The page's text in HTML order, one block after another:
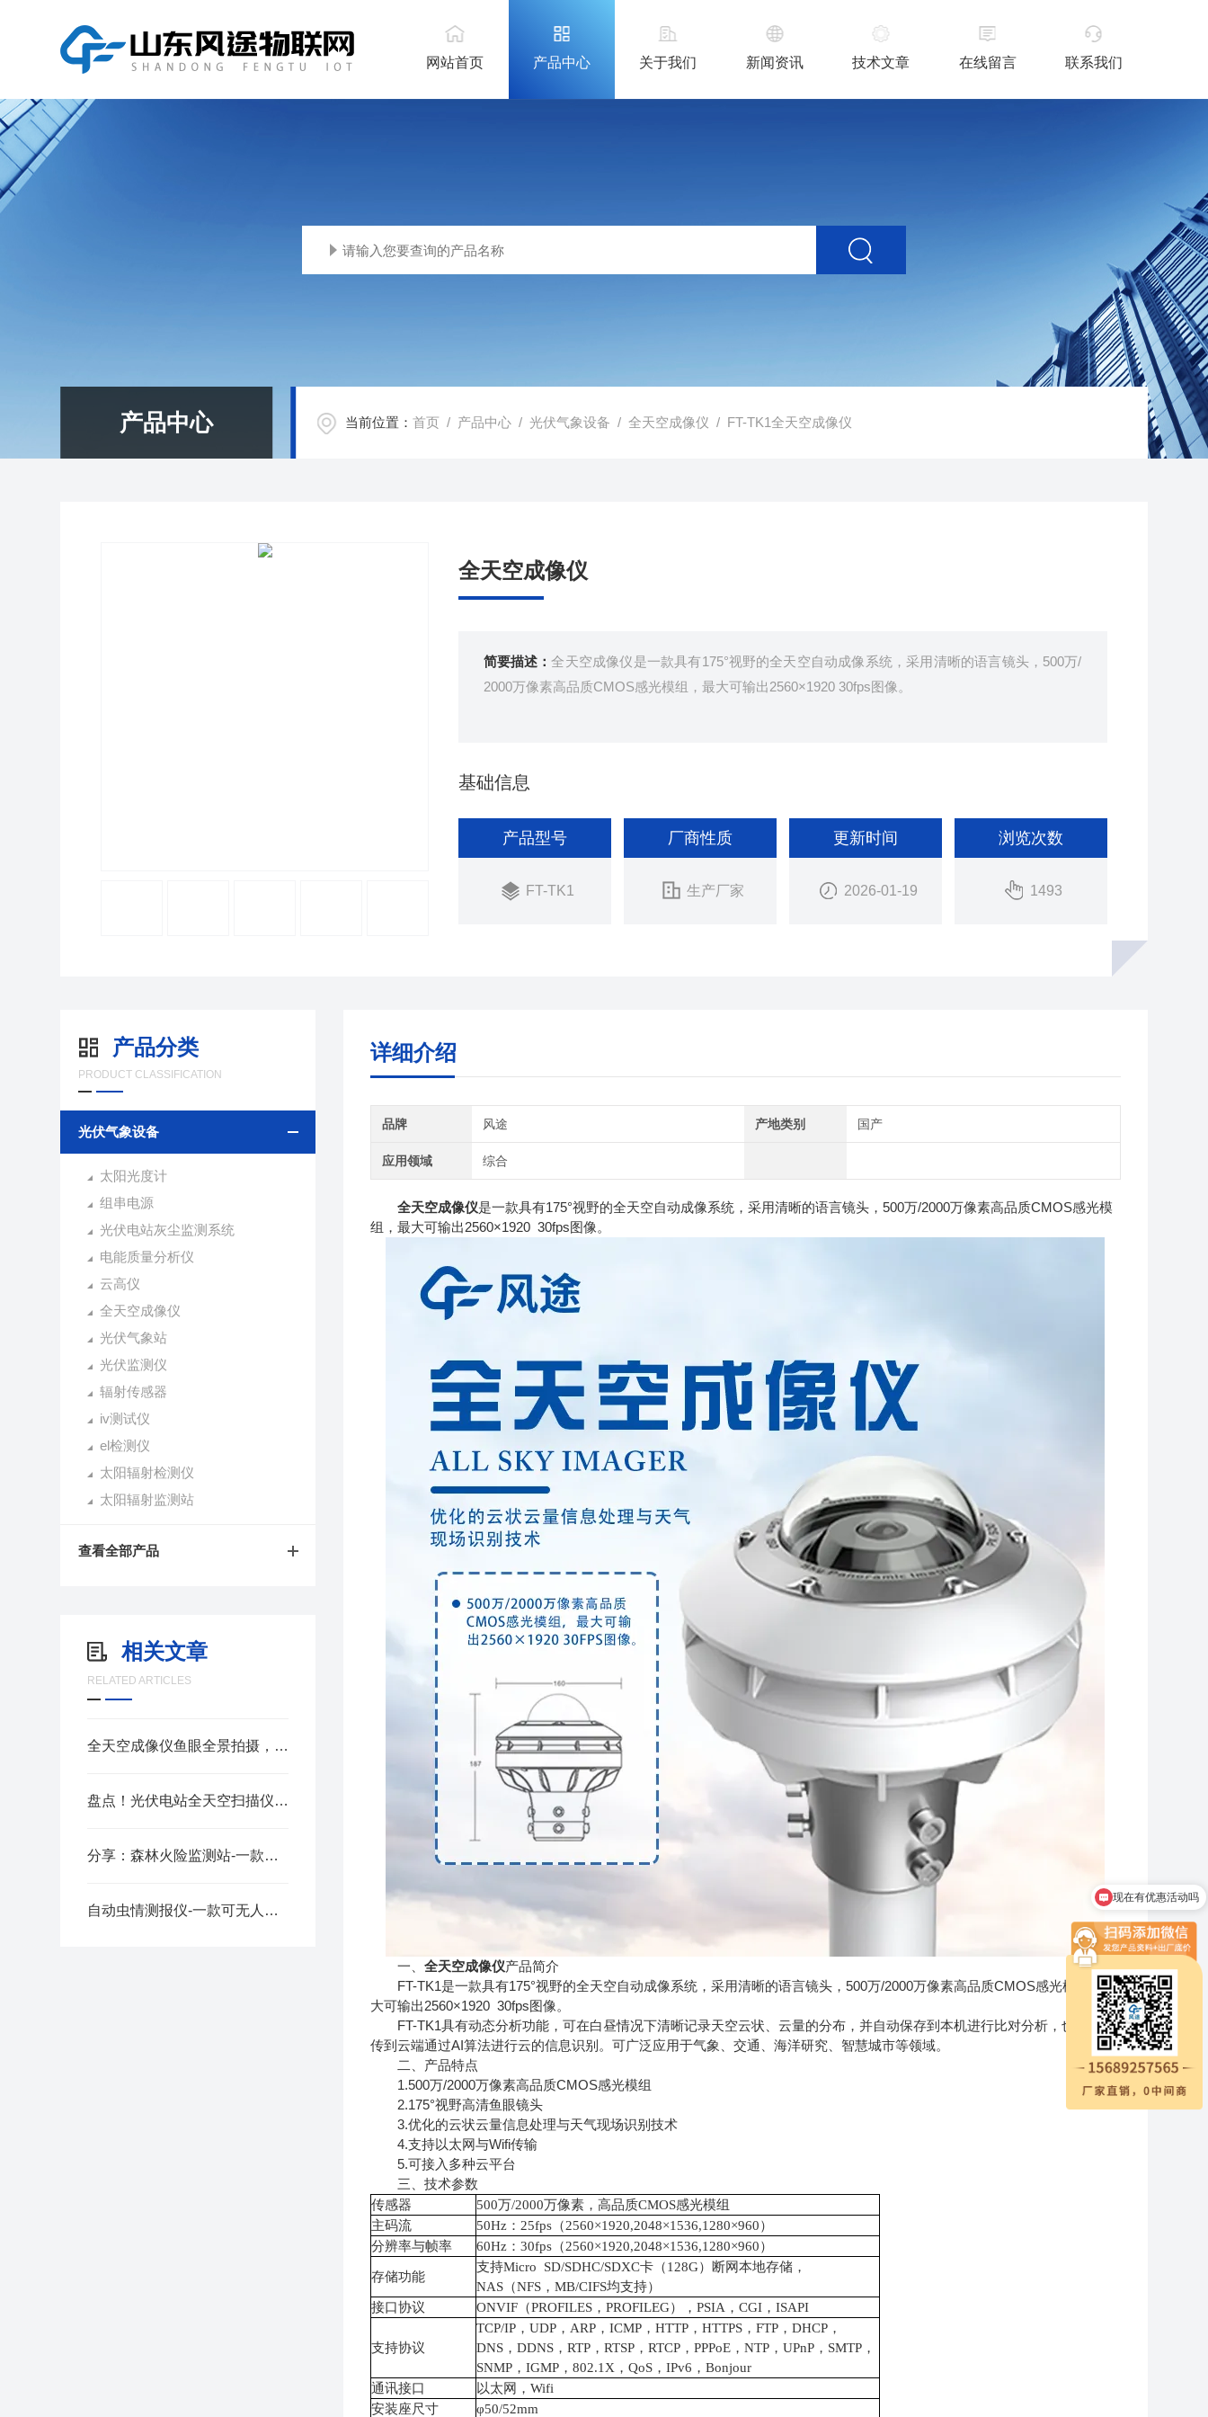
网站首页 产品中心 关于我们 新闻资讯 技术文章 在线留言 联系我们
产品中心 当前位置：首页 / 产品中心 /光伏气象设备 /全天空成像仪 / FT-TK1全天空成像仪
全天空成像仪
简要描述：全天空成像仪是一款具有175°视野的全天空自动成像系统，采用清晰的语言镜头，500万/
2000万像素高品质CMOS感光模组，最大可输出2560×1920 30fps图像。
基础信息
产品型号
FT-TK1
厂商性质
生产厂家
更新时间
2026-01-19
浏览次数
1493
产品分类
PRODUCT CLASSIFICATION
光伏气象设备
太阳光度计
组串电源
光伏电站灰尘监测系统
电能质量分析仪
云高仪
全天空成像仪
光伏气象站
光伏监测仪
辐射传感器
iv测试仪
el检测仪
太阳辐射检测仪
太阳辐射监测站
查看全部产品
相关文章
RELATED ARTICLES
全天空成像仪鱼眼全景拍摄，AI智能识别云量云况全天候气象观测设备
盘点！光伏电站全天空扫描仪-一款春华秋实的全天空成像仪
分享：森林火险监测站-一款炎天暑月的森林防火监测预警系统
自动虫情测报仪-一款可无人监管的高精度虫情测报灯@2024全+境+派+送
详细介绍
品牌 风途 产地类别 国产
应用领域 综合
全天空成像仪是一款具有175°视野的全天空自动成像系统，采用清晰的语言镜头，500万/2000万像素高品质CMOS感光模
组，最大可输出2560×1920 30fps图像。
一、 全天空成像仪产品简介
FT-TK1是一款具有175°视野的全天空自动成像系统，采用清晰的语言镜头，500万/2000万像素高品质CMOS感光模组，最
大可输出2560×1920 30fps图像。
FT-TK1具有动态分析功能，可在白昼情况下清晰记录天空云状、云量的分布，并自动保存到本机进行比对分析，也可以上
传到云端通过AI算法进行云的信息识别。可广泛应用于气象、交通、海洋研究、智慧城市等领域。
二、产品特点
1.500万/2000万像素高品质CMOS感光模组
2.175°视野高清鱼眼镜头
3.优化的云状云量信息处理与天气现场识别技术
4.支持以太网与Wifi传输
5.可接入多种云平台
三、技术参数
传感器 500万/2000万像素，高品质CMOS感光模组
主码流 50Hz：25fps（2560×1920,2048×1536,1280×960）
分辨率与帧率 60Hz：30fps（2560×1920,2048×1536,1280×960）
存储功能
支持Micro SD/SDHC/SDXC卡（128G）断网本地存储，
NAS（NFS，MB/CIFS均支持）
接口协议 ONVIF（PROFILES，PROFILEG），PSIA，CGI，ISAPI
支持协议
TCP/IP，UDP，ARP，ICMP，HTTP，HTTPS，FTP，DHCP，
DNS，DDNS，RTP，RTSP，RTCP，PPPoE，NTP，UPnP，SMTP，
SNMP，IGMP，802.1X，QoS，IPv6，Bonjour
通讯接口 以太网，Wifi
安装座尺寸 φ50/52mm
可以介绍下你们的产品么